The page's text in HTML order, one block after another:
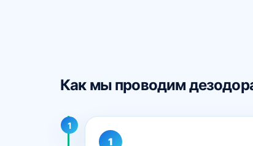
Как мы проводим
1